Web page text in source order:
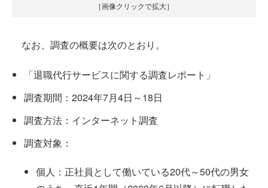
［画像クリックで拡大］
なお、調査の概要は次のとおり。
「退職代行サービスに関する調査レポート」
調査期間：2024年7月4日～18日
調査方法：インターネット調査
調査対象：
個人：正社員として働いている20代～50代の男女